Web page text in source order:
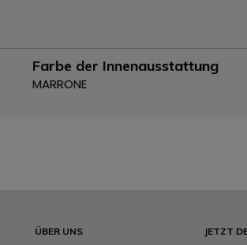
Farbe der Innenausstattung
MARRONE
ÜBER UNS JETZT